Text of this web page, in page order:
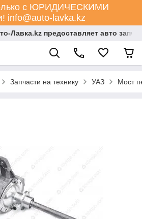
с ЮРИДИЧЕСКИМИ
info@auto-lavka.kz
Лавка.kz предоставляет авто
Запчасти на технику УАЗ Мост